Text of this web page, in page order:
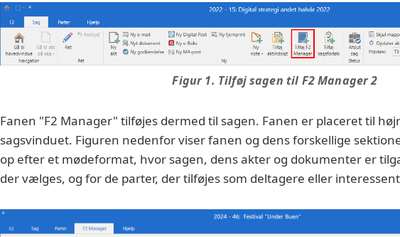
Figur 1. Tilføj sagen til F2 Manager 2
Fanen "F2 Manager" tilføjes dermed til sagen. Fanen er placeret til
sagsvinduet. Figuren nedenfor viser fanen og dens forskellige
op efter et mødeformat, hvor sagen, dens akter og dokumenter er
der vælges, og for de parter, der tilføjes som deltagere eller